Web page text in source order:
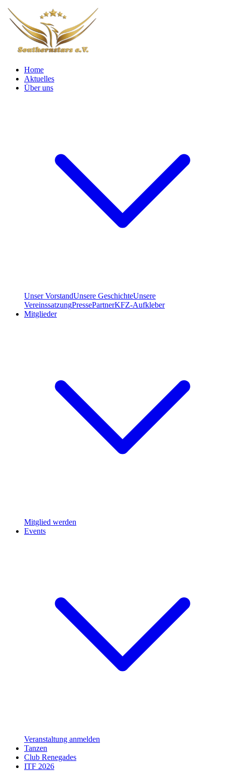
Home
Aktuelles
Über uns
Unser VorstandUnsere GeschichteUnsere
VereinssatzungPressePartnerKFZ-Aufkleber
Mitglieder
Mitglied werden
Events
Veranstaltung anmelden
Tanzen
Club Renegades
ITF 2026